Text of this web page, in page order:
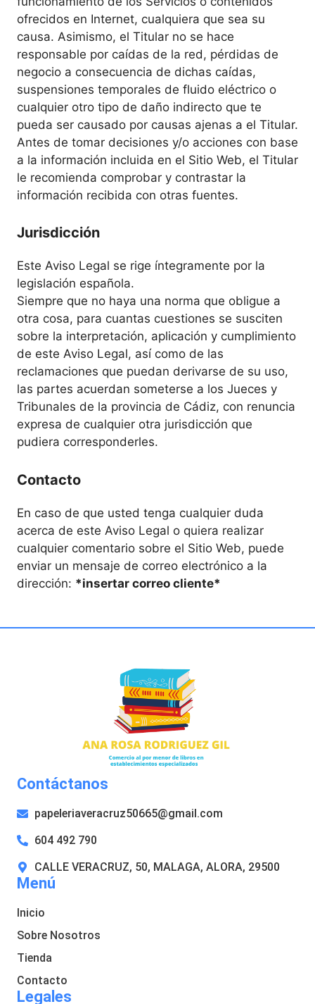
ofrecidos en Internet, cualquiera que sea su
causa. Asimismo, el Titular no se hace
responsable por caídas de la red, pérdidas de
negocio a consecuencia de dichas caídas,
suspensiones temporales de fluido eléctrico o
cualquier otro tipo de daño indirecto que te
pueda ser causado por causas ajenas a el Titular.
Antes de tomar decisiones y/o acciones con base
a la información incluida en el Sitio Web, el Titular
le recomienda comprobar y contrastar la
información recibida con otras fuentes.
Jurisdicción
Este Aviso Legal se rige íntegramente por la
legislación española.
Siempre que no haya una norma que obligue a
otra cosa, para cuantas cuestiones se susciten
sobre la interpretación, aplicación y cumplimiento
de este Aviso Legal, así como de las
reclamaciones que puedan derivarse de su uso,
las partes acuerdan someterse a los Jueces y
Tribunales de la provincia de Cádiz, con renuncia
expresa de cualquier otra jurisdicción que
pudiera corresponderles.
Contacto
En caso de que usted tenga cualquier duda
acerca de este Aviso Legal o quiera realizar
cualquier comentario sobre el Sitio Web, puede
enviar un mensaje de correo electrónico a la
dirección: *insertar correo cliente*
Menú
Inicio
Sobre Nosotros
Tienda
Contacto
Legales
Contáctanos
papeleriaveracruz50665@gmail.com
604 492 790
CALLE VERACRUZ, 50, MALAGA, ALORA, 29500